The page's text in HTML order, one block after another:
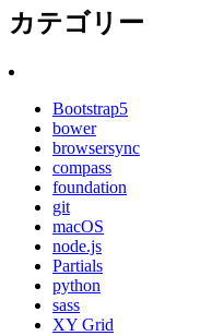
カテゴリー
Bootstrap5
bower
browsersync
compass
foundation
git
macOS
node.js
Partials
python
sass
XY Grid